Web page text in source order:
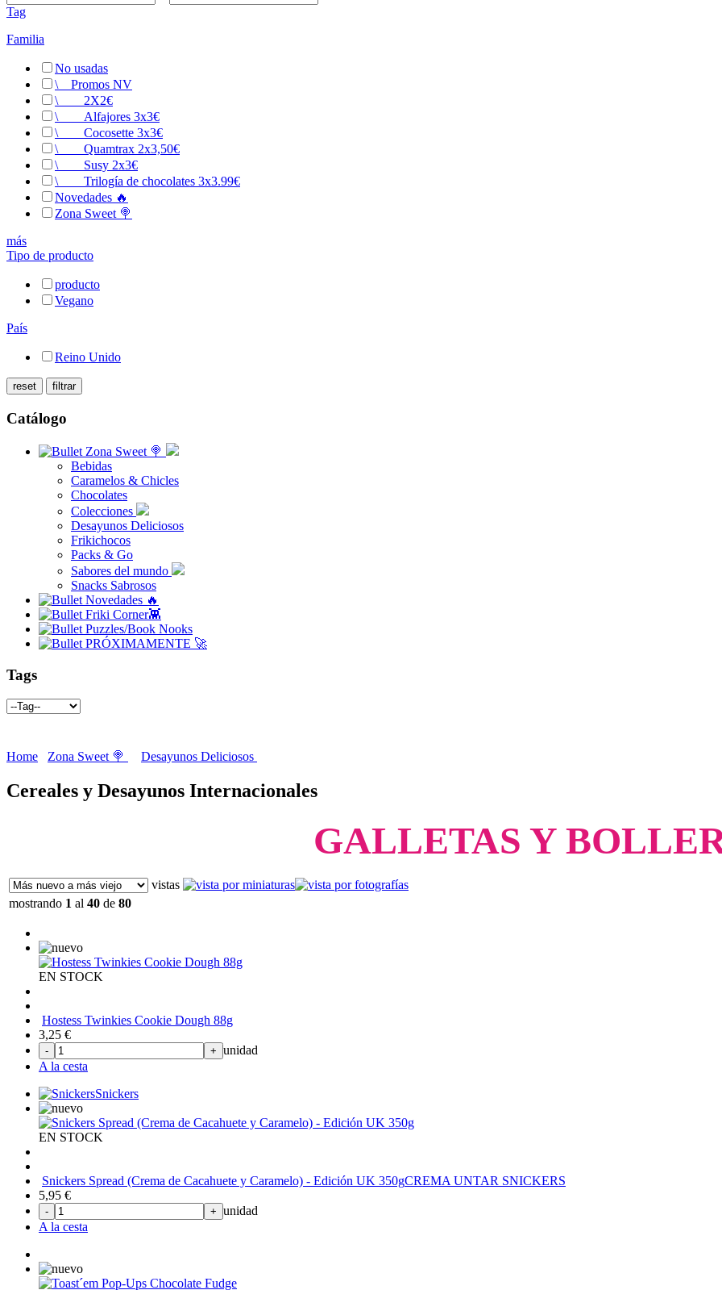
Tag
Familia
No usadas
\__ Promos NV
\__
2X2€
\__
Alfajores 3x3€
\__
Cocosette 3x3€
\__
Quamtrax 2x3,50€
\__
Susy 2x3€
\__
Trilogía de chocolates 3x3.99€
Novedades 🔥
Zona Sweet 🍭
más
Tipo de producto
producto
Vegano
País
Reino Unido
Catálogo
Zona Sweet 🍭
Bebidas
Caramelos & Chicles
Chocolates
Colecciones
Desayunos Deliciosos
Frikichocos
Packs & Go
Sabores del mundo
Snacks Sabrosos
Novedades 🔥
Friki Corner👾
Puzzles/Book Nooks
PRÓXIMAMENTE 🚀
Tags
Home Zona Sweet 🍭 Desayunos Deliciosos
Cereales y Desayunos Internacionales
GALLETAS Y
vistas
mostrando 1 al 40 de 80
EN STOCK
Hostess Twinkies Cookie Dough 88g
3,25 €
- + unidad
A la cesta
Snickers
EN STOCK
Snickers Spread (Crema de Cacahuete y Caramelo) - Edición UK 350gCREMA UNTAR SNICKERS
5,95 €
- + unidad
A la cesta